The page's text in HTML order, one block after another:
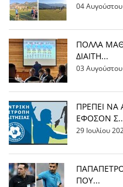
04
ΠΟΛΛΑ
ΔΙΑΙΤΗ...
03
ΠΡΕΠΕΙ
ΕΦΟΣΟΝ
29 Ιουλίου
ΠΟΥ...